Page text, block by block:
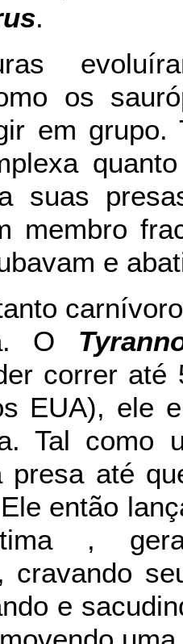
.
os
em grupo.
suas
membro
e
O
correr até
EUA), ele
Tal como
presa até
então
,
cravando
e